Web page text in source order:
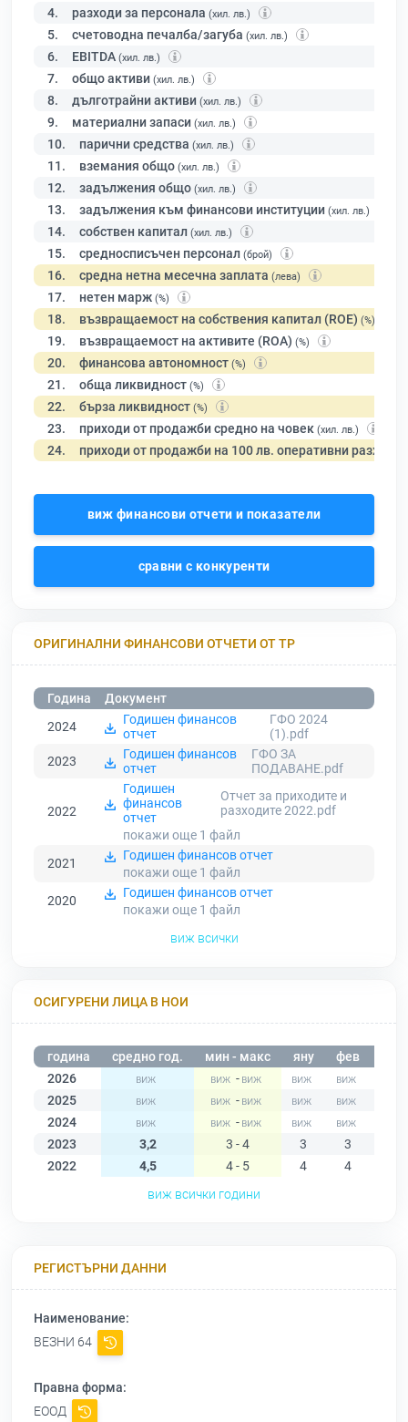
4. разходи за персонала (хил. лв.)
5. счетоводна печалба/загуба (хил. лв.)
6. EBITDA (хил. лв.)
7. общо активи (хил. лв.)
8. дълготрайни активи (хил. лв.)
9. материални запаси (хил. лв.)
10. парични средства (хил. лв.)
11. вземания общо (хил. лв.)
12. задължения общо (хил. лв.)
13. задължения към финансови институции (хил. лв.)
14. собствен капитал (хил. лв.)
15. средносписъчен персонал (брой)
16. средна нетна месечна заплата (лева)
17. нетен марж (%)
18. възвращаемост на собствения капитал (ROE) (%)
19. възвращаемост на активите (ROA) (%)
20. финансова автономност (%)
21. обща ликвидност (%)
22. бърза ликвидност (%)
23. приходи от продажби средно на човек (хил. лв.)
24. приходи от продажби на 100 лв. оперативни разходи
виж финансови отчети и показатели
сравни с конкуренти
ОРИГИНАЛНИ ФИНАНСОВИ ОТЧЕТИ ОТ ТР
Година
Документ
2024
Годишен финансов
отчет
ГФО 2024
(1).pdf
2023
Годишен финансов
отчет
ГФО ЗА
ПОДАВАНЕ.pdf
2022
Годишен
финансов
отчет
Отчет за приходите и
разходите 2022.pdf
покажи още 1 файл
2021
Годишен финансов отчет
покажи още 1 файл
2020
Годишен финансов отчет
покажи още 1 файл
виж всички
ОСИГУРЕНИ ЛИЦА В НОИ
година средно год. мин - макс яну фев
2026
-
2025
-
2024
-
2023
3,2 3 - 4 3 3
2022
4,5 4 - 5 4 4
виж всички години
РЕГИСТЪРНИ ДАННИ
Наименование:
ВЕЗНИ 64
Правна форма:
ЕООД